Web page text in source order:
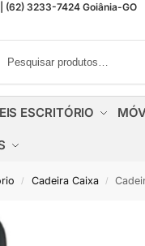
(62) 3233-7424 Goiânia-GO
ESCRITÓRIO
/ Cadeira Caixa /